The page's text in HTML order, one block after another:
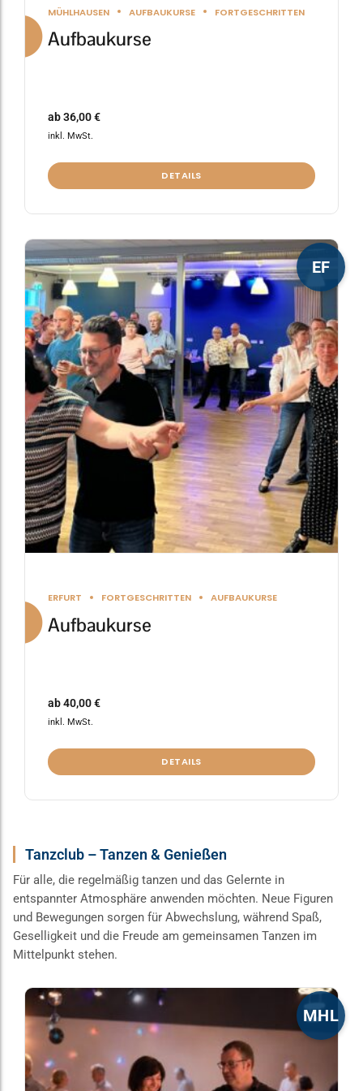
MÜHLHAUSEN AUFBAUKURSE FORTGESCHRITTEN
Aufbaukurse
ab36,00€
inkl. MwSt.
DETAILS
EF
ERFURT FORTGESCHRITTEN AUFBAUKURSE
Aufbaukurse
ab40,00€
inkl. MwSt.
DETAILS
Dieses
Produkt
weist
mehrere
Varianten
auf.
Die
Optionen
können
auf
der
Produktseite
gewählt
werden
Tanzclub – Tanzen & Genießen
Für alle, die regelmäßig tanzen und das Gelernte in
entspannter Atmosphäre anwenden möchten. Neue Figuren
und Bewegungen sorgen für Abwechslung, während Spaß,
Geselligkeit und die Freude am gemeinsamen Tanzen im
Mittelpunkt stehen.
MHL
Dieses
Produkt
weist
mehrere
Varianten